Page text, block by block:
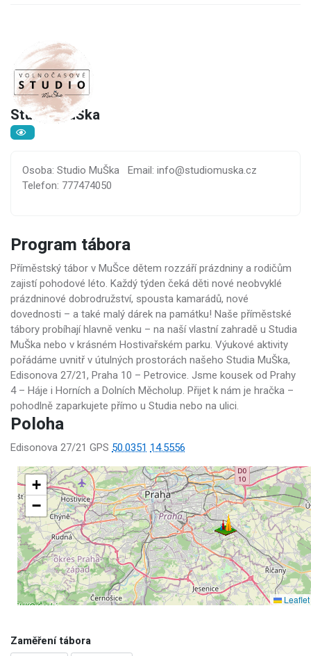
Studio MuŠka
Osoba: Studio MuŠka
Email: info@studiomuska.cz
Telefon: 777474050
Program tábora
Příměstský tábor v MuŠce dětem rozzáří prázdniny a rodičům
zajistí pohodové léto. Každý týden čeká děti nové neobvyklé
prázdninové dobrodružství, spousta kamarádů, nové
dovednosti – a také malý dárek na památku! Naše příměstské
tábory probíhají hlavně venku – na naší vlastní zahradě u Studia
MuŠka nebo v krásném Hostivařském parku. Výukové aktivity
pořádáme uvnitř v útulných prostorách našeho Studia MuŠka,
Edisonova 27/21, Praha 10 – Petrovice. Jsme kousek od Prahy
4 – Háje i Horních a Dolních Měcholup. Přijet k nám je hračka –
pohodlně zaparkujete přímo u Studia nebo na ulici.
Poloha
Edisonova 27/21 GPS 50.0351 14.5556
+
−
Leaflet
Zaměření tábora